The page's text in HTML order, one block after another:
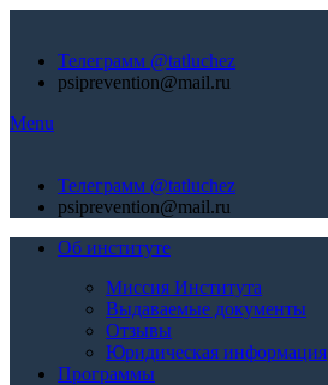
Телеграмм @tatluchez
psiprevention@mail.ru
Menu
Телеграмм @tatluchez
psiprevention@mail.ru
Об институте
Миссия Института
Выдаваемые документы
Отзывы
Юридическая информация
Программы